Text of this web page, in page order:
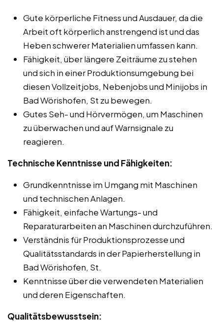
Gute körperliche Fitness und Ausdauer, da die
Arbeit oft körperlich anstrengend ist und das
Heben schwerer Materialien umfassen kann.
Fähigkeit, über längere Zeiträume zu stehen
und sich in einer Produktionsumgebung bei
diesen Vollzeitjobs, Nebenjobs und Minijobs in
Bad Wörishofen, St zu bewegen.
Gutes Seh- und Hörvermögen, um Maschinen
zu überwachen und auf Warnsignale zu
reagieren.
Technische Kenntnisse und Fähigkeiten:
Grundkenntnisse im Umgang mit Maschinen
und technischen Anlagen.
Fähigkeit, einfache Wartungs- und
Reparaturarbeiten an Maschinen durchzuführen.
Verständnis für Produktionsprozesse und
Qualitätsstandards in der Papierherstellung in
Bad Wörishofen, St.
Kenntnisse über die verwendeten Materialien
und deren Eigenschaften.
Qualitätsbewusstsein: